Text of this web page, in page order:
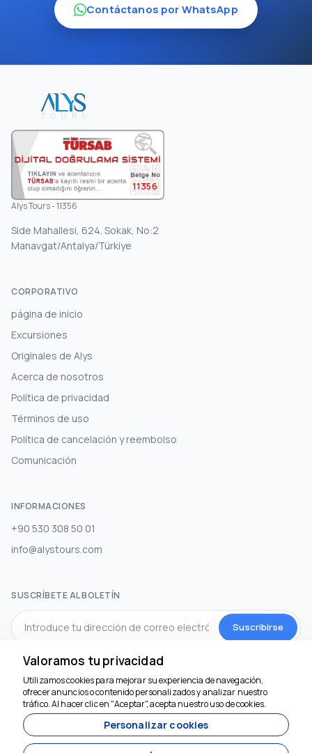
Contáctanos por WhatsApp
11356
Alys Tours - 11356
Side Mahallesi, 624. Sokak, No:2
Manavgat/Antalya/Türkiye
CORPORATIVO
página de inicio
Excursiones
Originales de Alys
Acerca de nosotros
Política de privacidad
Términos de uso
Política de cancelación y reembolso
Comunicación
INFORMACIONES
+90 530 308 50 01
info@alystours.com
SUSCRÍBETE AL BOLETÍN
Suscribirse
MEDIOS DE COMUNICACIÓN SOCIAL
Valoramos tu privacidad
Utilizamos cookies para mejorar su experiencia de navegación,
ofrecer anuncios o contenido personalizados y analizar nuestro
tráfico. Al hacer clic en "Aceptar", acepta nuestro uso de cookies.
Personalizar cookies
Estamos aquí para
ayudar